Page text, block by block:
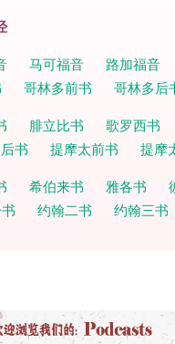
马可福音 路加福音
哥林多前书 哥林多后
腓立比书 歌罗西书
书
提摩太前书 提摩
希伯来书 雅各书
约翰二书 约翰三书